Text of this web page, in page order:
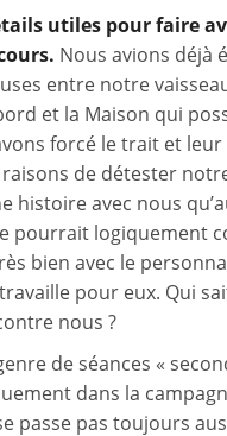
utiles pour faire
Nous avions déjà
entre notre
et la Maison qui
forcé le trait et
de détester
histoire avec nous
pourrait logiquement
bien avec le
pour eux. Qui
nous ?
de séances «
dans la
passe pas toujours